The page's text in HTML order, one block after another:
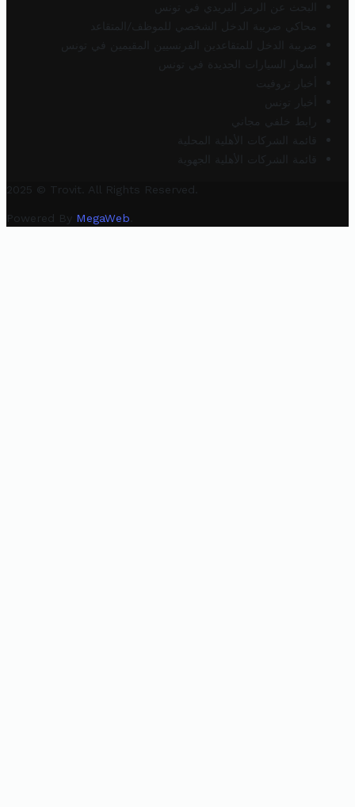
البحث عن الرمز البريدي في تونس
محاكي ضريبة الدخل الشخصي للموظف/المتقاعد
ضريبة الدخل للمتقاعدين الفرنسيين المقيمين في تونس
أسعار السيارات الجديدة في تونس
أخبار تروفيت
أخبار تونس
رابط خلفي مجاني
قائمة الشركات الأهلية المحلية
قائمة الشركات الأهلية الجهوية
2025 © Trovit. All Rights Reserved.
Powered By MegaWeb